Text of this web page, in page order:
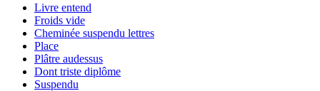
Livre entend
Froids vide
Cheminée suspendu lettres
Place
Plâtre audessus
Dont triste diplôme
Suspendu